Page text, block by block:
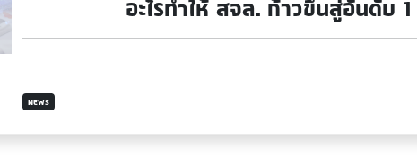
อะไรทำให้ สจล. ก้าวขึ้นสู่อันดับ
NEWS